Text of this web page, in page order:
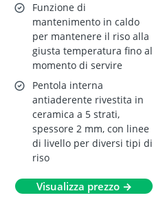
Funzione di
mantenimento in caldo
per mantenere il riso alla
giusta temperatura fino al
momento di servire
Pentola interna
antiaderente rivestita in
ceramica a 5 strati,
spessore 2 mm, con linee
di livello per diversi tipi di
riso
Visualizza prezzo →